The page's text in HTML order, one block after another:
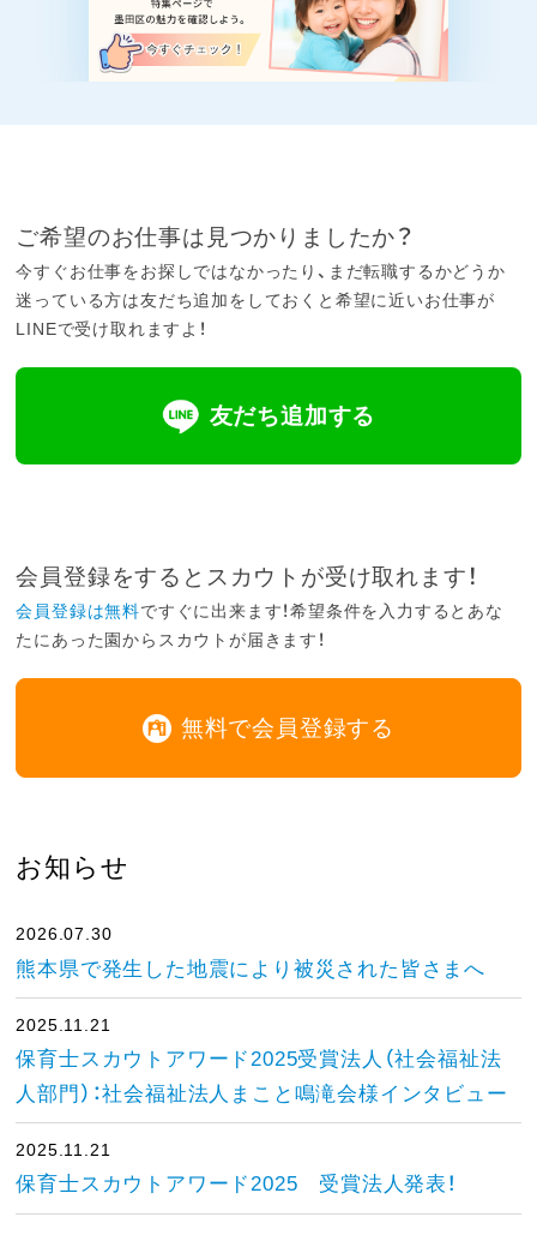
ご希望のお仕事は見つかりましたか？
今すぐお仕事をお探しではなかったり、まだ転職するかどうか
迷っている方は友だち追加をしておくと希望に近いお仕事が
LINEで受け取れますよ！
友だち追加する
会員登録をするとスカウトが受け取れます！
会員登録は無料ですぐに出来ます！希望条件を入力するとあな
たにあった園からスカウトが届きます！
無料で会員登録する
お知らせ
2026.07.30
熊本県で発生した地震により被災された皆さまへ
2025.11.21
保育士スカウトアワード2025受賞法人（社会福祉法
人部門）：社会福祉法人まこと鳴滝会様インタビュー
2025.11.21
保育士スカウトアワード2025 受賞法人発表！